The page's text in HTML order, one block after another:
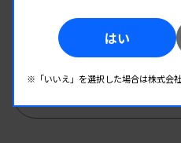
第30回兵庫県医学検査
研究発表会
兵庫県臨床検査技師会
開催場所 : 兵庫県
はい
※「いいえ」を選択した場合は株式会